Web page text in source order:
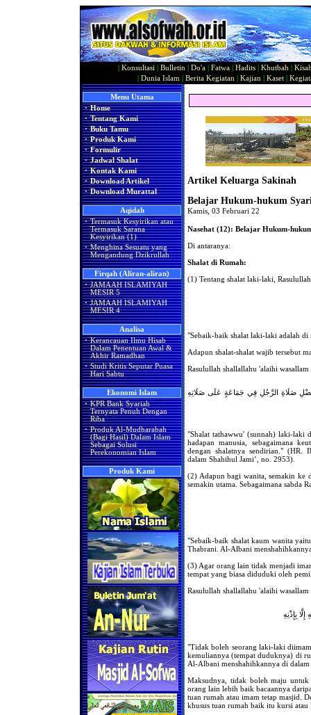
Konsultasi Bulletin Do'a Fatwa Hadits Khutbah
Dunia Islam Berita Kegiatan Kajian Kaset|
Menu Utama
· Home
· Tentang Kami
· Buku Tamu
· Produk Kami
· Formulir
· Jadwal Shalat
· Kontak Kami
· Download Artikel
· Download Murattal
Aqidah
· Termasuk Kesyirikan atau
Termasuk Sarana
Kesyirikan (1)
· Menghina Sesuatu yang
Mengandung Dzikrullah
Firqah (Aliran-aliran)
· JAMAAH ISLAMIYAH
MESIR 5
· JAMAAH ISLAMIYAH
MESIR 4
Analisa
· Kerancauan Ilmu Hisab
Dalam Penentuan Awal &
Akhir Ramadhan
· Studi Kritis Seputar Puasa
Hari Sabtu
Ekonomi Islam
· KPR Bank Syariah
Ternyata Penuh Dengan
Riba
· Produk Al-Mudharabah
(Bagi Hasil) Dalam Islam
Sebagai Solusi
Perekonomian Islam
Produk Kami
Artikel Keluarga Sakinah
Belajar Hukum-hukum
Kamis, 03 Februari 22
Nasehat (12): Belajar Hukum-
Di antaranya:
Shalat di Rumah:
(1) Tentang shalat laki-laki,
"Sebaik-baik shalat laki-laki adalah
Adapun shalat-shalat wajib tersebut
Rasulullah shallallahu 'alaihi wasallam
صَلَاةِ الرَّجُلِ فِي جَمَاعَةٍ عَلَى صَلَاتِهِ
"Shalat tathawwu' (sunnah) laki-laki
hadapan manusia, sebagaimana
dengan shalatnya sendirian." (HR.
dalam Shahihul Jami’, no. 2953).
(2) Adapun bagi wanita, semakin ke
semakin utama. Sebagaimana sabda
"Sebaik-baik shalat kaum wanita
Thabrani. Al-Albani
(3) Agar orang lain tidak menjadi
tempat yang biasa diduduki oleh
Rasulullah shallallahu 'alaihi wasallam
بِإِذْنِهِ
"Tidak boleh seorang laki-laki
kemuliannya (tempat duduknya) di
Al-Albani menshahihkannya di
Maksudnya, tidak boleh maju
orang lain lebih baik bacaannya
tuan rumah atau imam tetap masjid.
khusus tuan rumah baik itu kursi